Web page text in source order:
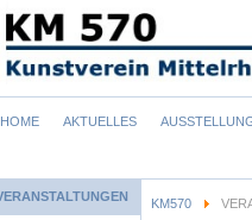
HOME AKTUELLES
KM570